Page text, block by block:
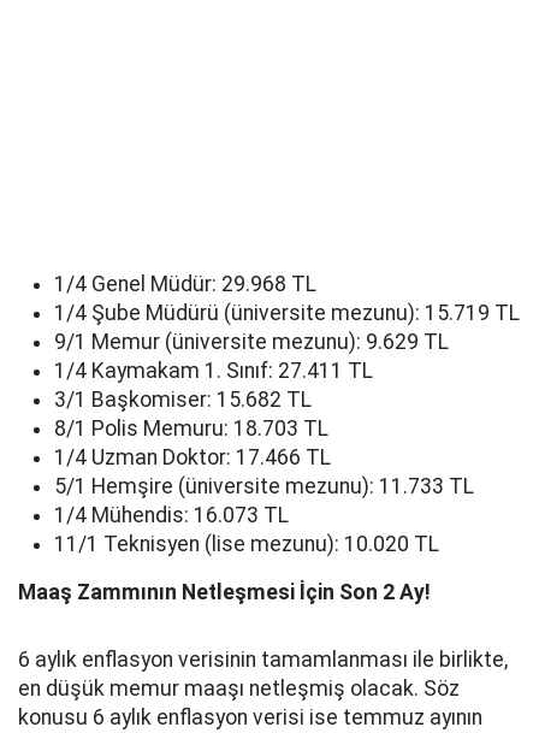
1/4 Genel Müdür: 29.968 TL
1/4 Şube Müdürü (üniversite mezunu): 15.719 TL
9/1 Memur (üniversite mezunu): 9.629 TL
1/4 Kaymakam 1. Sınıf: 27.411 TL
3/1 Başkomiser: 15.682 TL
8/1 Polis Memuru: 18.703 TL
1/4 Uzman Doktor: 17.466 TL
5/1 Hemşire (üniversite mezunu): 11.733 TL
1/4 Mühendis: 16.073 TL
11/1 Teknisyen (lise mezunu): 10.020 TL
Maaş Zammının Netleşmesi İçin Son 2 Ay!
6 aylık enflasyon verisinin tamamlanması ile birlikte,
en düşük memur maaşı netleşmiş olacak. Söz
konusu 6 aylık enflasyon verisi ise temmuz ayının